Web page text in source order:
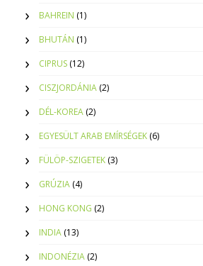
BAHREIN (1)
BHUTÁN (1)
CIPRUS (12)
CISZJORDÁNIA (2)
DÉL-KOREA (2)
EGYESÜLT ARAB EMÍRSÉGEK (6)
FÜLÖP-SZIGETEK (3)
GRÚZIA (4)
HONG KONG (2)
INDIA (13)
INDONÉZIA (2)